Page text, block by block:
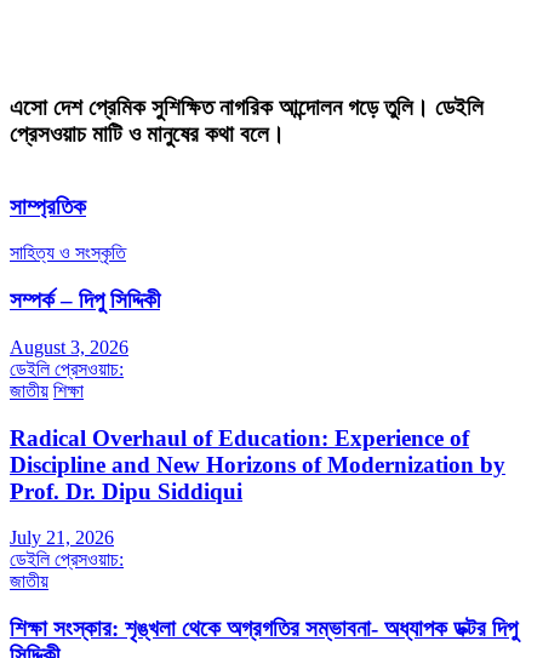
এসো দেশ প্রেমিক সুশিক্ষিত নাগরিক আন্দোলন গড়ে তুলি। ডেইলি
প্রেসওয়াচ মাটি ও মানুষের কথা বলে।
সাম্প্রতিক
সাহিত্য ও সংস্কৃতি
সম্পর্ক – দিপু সিদ্দিকী
August 3, 2026
ডেইলি প্রেসওয়াচ:
জাতীয় শিক্ষা
Radical Overhaul of Education: Experience of
Discipline and New Horizons of Modernization by
Prof. Dr. Dipu Siddiqui
July 21, 2026
ডেইলি প্রেসওয়াচ:
জাতীয়
শিক্ষা সংস্কার: শৃঙ্খলা থেকে অগ্রগতির সম্ভাবনা- অধ্যাপক ডক্টর দিপু